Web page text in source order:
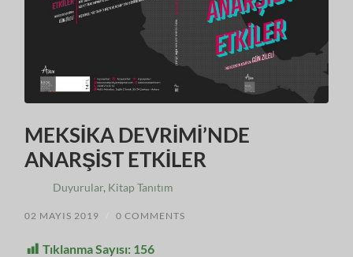
MEKSİKA DEVRİMİ’NDE
ANARŞİST ETKİLER
Duyurular, Kitap Tanıtım
02 MAYIS 2019 0 COMMENTS
Tıklanma Sayısı: 156